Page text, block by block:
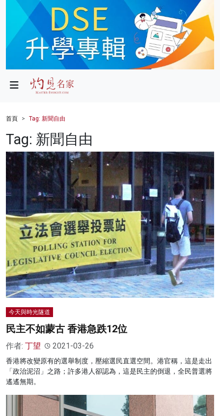
政局
財經
健康
商業
科技
影片
名家榜
灼見活動
關於我們
首頁 Tag: 新聞自由
Tag: 新聞自由
今天與時光隧道
民主不如蒙古 香港急跌12位
作者: 丁望 2021-03-26
香港將改變原有的選舉制度，壓縮選民直選空間。港官稱，這是走出
「政治泥沼」之路；許多港人卻認為，這是民主的倒退，全民普選將
遙遙無期。